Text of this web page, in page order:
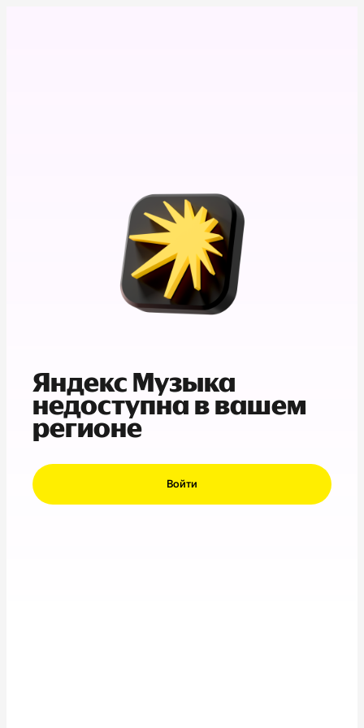
Яндекс Музыка
недоступна в вашем
регионе
Войти